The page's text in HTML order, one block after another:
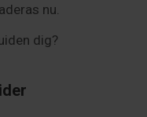
nu.
dig?